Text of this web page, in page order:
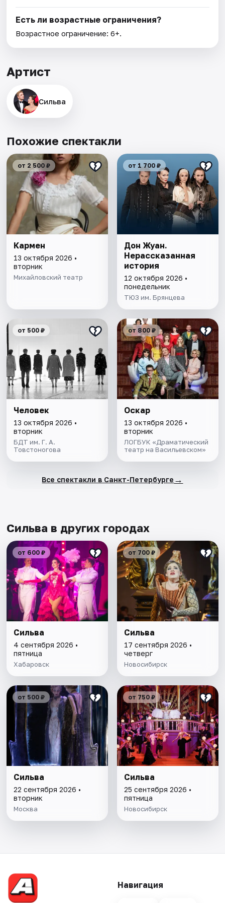
Есть ли возрастные ограничения?
Возрастное ограничение: 6+.
Артист
Сильва
Похожие спектакли
от 2 500 ₽
Кармен
13 октября 2026 •
вторник
Михайловский театр
от 1 700 ₽
Дон Жуан.
Нерассказанная
история
12 октября 2026 •
понедельник
ТЮЗ им. Брянцева
от 500 ₽
Человек
13 октября 2026 •
вторник
БДТ им. Г. А.
Товстоногова
от 800 ₽
Оскар
13 октября 2026 •
вторник
ЛОГБУК «Драматический
театр на Васильевском»
Все спектакли в Санкт-Петербурге →
Сильва в других городах
от 600 ₽
Сильва
4 сентября 2026 •
пятница
Хабаровск
от 700 ₽
Сильва
17 сентября 2026 •
четверг
Новосибирск
от 500 ₽
Сильва
22 сентября 2026 •
вторник
Москва
от 750 ₽
Сильва
25 сентября 2026 •
пятница
Новосибирск
Навигация